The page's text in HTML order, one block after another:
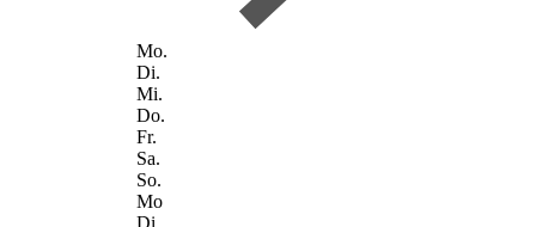
Mo.
Di.
Mi.
Do.
Fr.
Sa.
So.
Mo